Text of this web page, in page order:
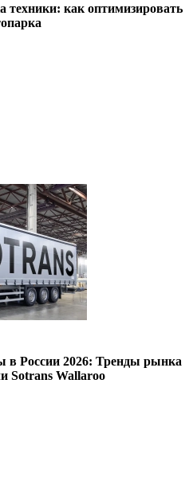
техники: как оптимизировать
в России 2026: Тренды рынка
Sotrans Wallaroo